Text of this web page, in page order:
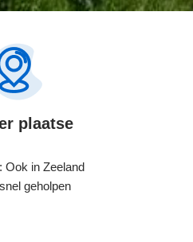
plaatse
Ook in Zeeland
geholpen